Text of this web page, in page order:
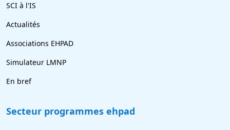
SCI à l'IS
Actualités
Associations EHPAD
Simulateur LMNP
En bref
Secteur programmes ehpad